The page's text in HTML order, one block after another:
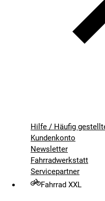
Hilfe / Häufig
Kundenkonto
Newsletter
Fahrradwerkstatt
Servicepartner
Fahrrad XXL